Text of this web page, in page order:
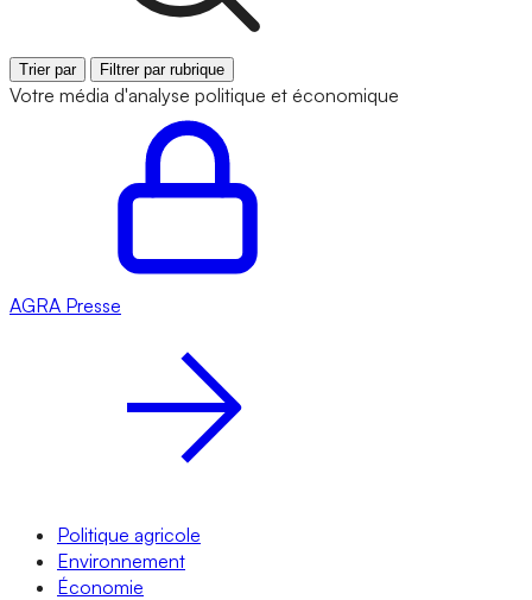
Trier par Filtrer par rubrique
Votre média d'analyse politique et économique
AGRA Presse
Politique agricole
Environnement
Économie